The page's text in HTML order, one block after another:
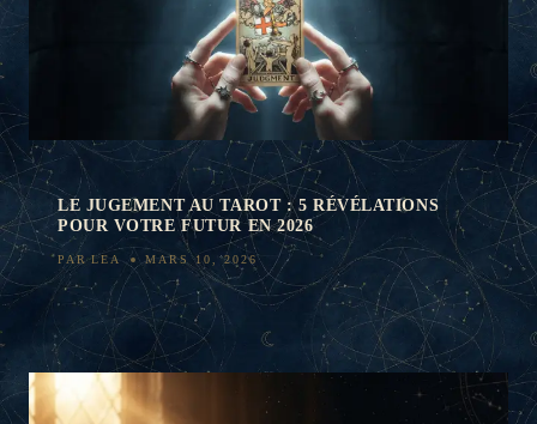
LE JUGEMENT AU TAROT : 5 RÉVÉLATIONS
POUR VOTRE FUTUR EN 2026
PAR LEA MARS 10, 2026